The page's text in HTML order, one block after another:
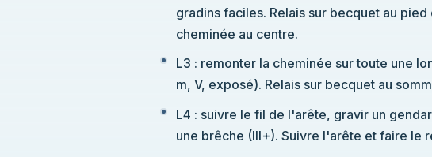
gradins faciles. Relais sur becquet au pied
cheminée au centre.
L3 : remonter la cheminée sur toute une
m, V, exposé). Relais sur becquet au
L4 : suivre le fil de l'arête, gravir un
une brêche (III+). Suivre l'arête et faire le